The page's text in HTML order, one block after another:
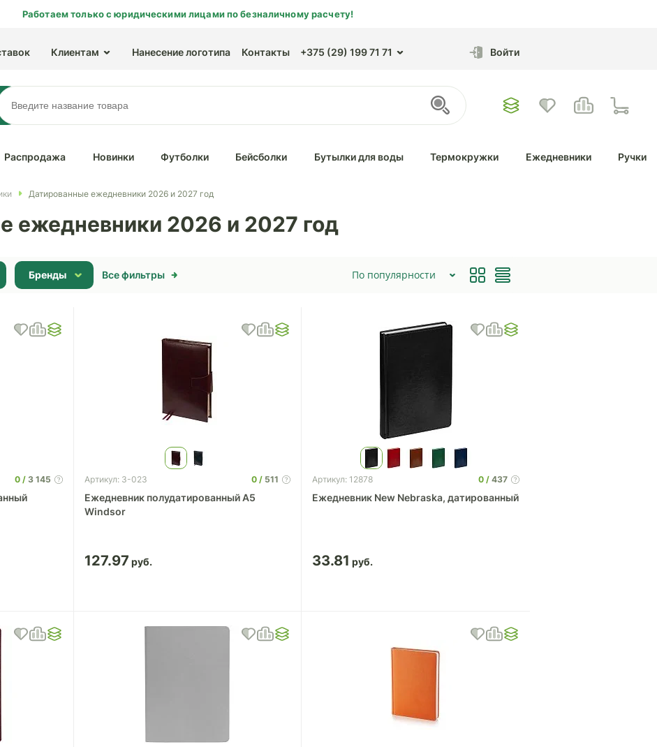
Работаем только с юридическими лицами по безналичному расчету!
Клиентам Нанесение логотипа Контакты +375 (29) 199 71 71 Войти
Распродажа Новинки Футболки Бейсболки Бутылки для воды Термокружки Ежедневники Ручки
Датированные ежедневники 2026 и 2027 год
ежедневники 2026 и 2027 год
Бренды Все фильтры По популярности
0 3 145 Артикул: 3-023 0 511
Ежедневник полудатированный А5
Windsor
127.97
Артикул: 12878 0 437
Ежедневник New Nebraska, датированный
33.81